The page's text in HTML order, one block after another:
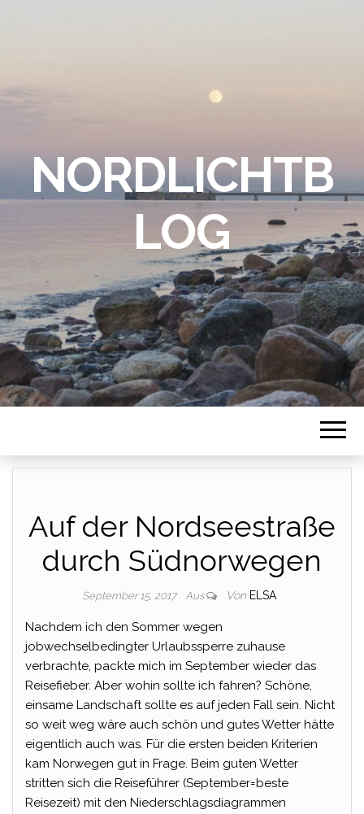
NORDLICHTB
LOG
Auf der Nordseestraße
durch Südnorwegen
September 15, 2017 Aus Von ELSA
Nachdem ich den Sommer wegen
jobwechselbedingter Urlaubssperre zuhause
verbrachte, packte mich im September wieder das
Reisefieber. Aber wohin sollte ich fahren? Schöne,
einsame Landschaft sollte es auf jeden Fall sein. Nicht
so weit weg wäre auch schön und gutes Wetter hätte
eigentlich auch was. Für die ersten beiden Kriterien
kam Norwegen gut in Frage. Beim guten Wetter
stritten sich die Reiseführer (September=beste
Reisezeit) mit den Niederschlagsdiagrammen